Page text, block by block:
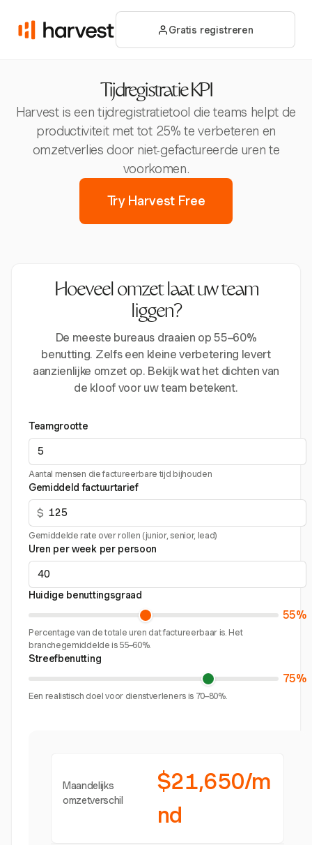
Gratis registreren
Tijdregistratie KPI
Harvest is een tijdregistratietool die teams helpt de
productiviteit met tot 25% te verbeteren en
omzetverlies door niet-gefactureerde uren te
voorkomen.
Try Harvest Free
Hoeveel omzet laat uw team
liggen?
De meeste bureaus draaien op 55–60%
benutting. Zelfs een kleine verbetering levert
aanzienlijke omzet op. Bekijk wat het dichten van
de kloof voor uw team betekent.
Teamgrootte
Aantal mensen die factureerbare tijd bijhouden
Gemiddeld factuurtarief
$
Gemiddelde rate over rollen (junior, senior, lead)
Uren per week per persoon
Huidige benuttingsgraad
55%
Percentage van de totale uren dat factureerbaar is. Het
branchegemiddelde is 55–60%.
Streefbenutting
75%
Een realistisch doel voor dienstverleners is 70–80%.
Maandelijks
omzetverschil
$21,650/m
nd